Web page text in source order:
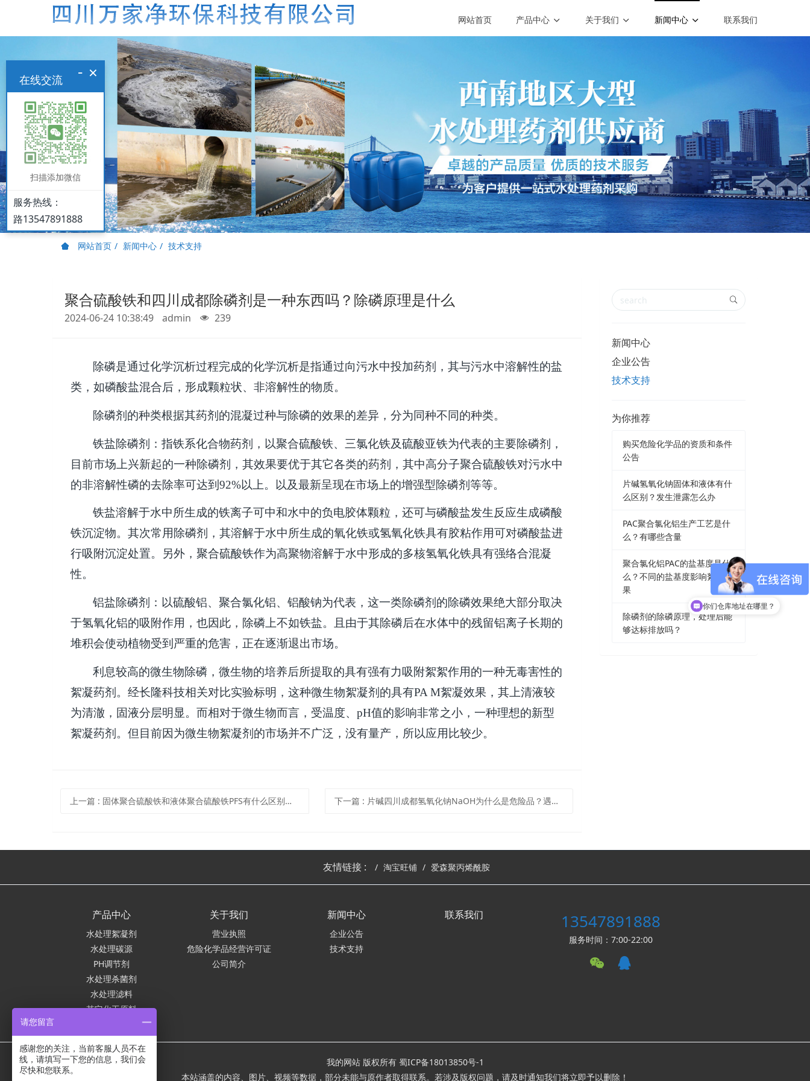
网站首页 产品中心 关于我们 新闻中心 联系我们
网站首页 新闻中心 技术支持
聚合硫酸铁和四川成都除磷剂是一种东西吗？除磷原理是什么
2024-06-24 10:38:49 admin 239
除磷是通过化学沉析过程完成的化学沉析是指通过向污水中投加药剂，其与污水中溶解性的盐
类，如磷酸盐混合后，形成颗粒状、非溶解性的物质。
除磷剂的种类根据其药剂的混凝过种与除磷的效果的差异，分为同种不同的种类。
铁盐除磷剂：指铁系化合物药剂，以聚合硫酸铁、三氯化铁及硫酸亚铁为代表的主要除磷剂，
目前市场上兴新起的一种除磷剂，其效果要优于其它各类的药剂，其中高分子聚合硫酸铁对污水中
的非溶解性磷的去除率可达到 92%以上。以及最新呈现在市场上的增强型除磷剂等等。
铁盐溶解于水中所生成的铁离子可中和水中的负电胶体颗粒，还可与磷酸盐发生反应生成磷酸
铁沉淀物。其次常用除磷剂，其溶解于水中所生成的氧化铁或氢氧化铁具有胶粘作用可对磷酸盐进
行吸附沉淀处置。另外，聚合硫酸铁作为高聚物溶解于水中形成的多核氢氧化铁具有强络合混凝
性。
铝盐除磷剂：以硫酸铝、聚合氯化铝、铝酸钠为代表，这一类除磷剂的除磷效果绝大部分取决
于氢氧化铝的吸附作用，也因此，除磷上不如铁盐。且由于其除磷后在水体中的残留铝离子长期的
堆积会使动植物受到严重的危害，正在逐渐退出市场。
利息较高的微生物除磷，微生物的培养后所提取的具有强有力吸附絮絮作用的一种无毒害性的
絮凝药剂。经长隆科技相关对比实验标明，这种微生物絮凝剂的具有PA M絮凝效果，其上清液较
为清澈，固液分层明显。而相对于微生物而言，受温度、 pH值的影响非常之小，一种理想的新型
絮凝药剂。但目前因为微生物絮凝剂的市场并不广泛，没有量产，所以应用比较少。
上一篇 : 固体聚合硫酸铁和液体聚合硫酸铁PFS有什么区别？使用效果一样吗 下一篇 : 片碱四川成都氢氧化钠NaOH为什么是危险品？遇到危险应该怎么处置
新闻中心
企业公告
技术支持
为你推荐
购买危险化学品的资质和条件
公告
片碱氢氧化钠固体和液体有什
么区别？发生泄露怎么办
PAC聚合氯化铝生产工艺是什
么？有哪些含量
聚合氯化铝PAC的盐基度是什
么？不同的盐基度影响絮凝效
果
除磷剂的除磷原理，处理后能
够达标排放吗？
友情链接 : 淘宝旺铺 爱森聚丙烯酰胺
产品中心
水处理絮凝剂
水处理碳源
PH调节剂
水处理杀菌剂
水处理滤料
其它化工原料
关于我们
营业执照
危险化学品经营许可证
公司简介
新闻中心
企业公告
技术支持
联系我们 13547891888
服务时间：7:00-22:00
我的网站 版权所有 蜀ICP备18013850号-1
本站涵盖的内容、图片、视频等数据，部分未能与原作者取得联系。若涉及版权问题，请及时通知我们将立即予以删除！
×
-
在线交流
扫描添加微信
服务热线：
路13547891888
你们仓库地址在哪里？
请您留言
感谢您的关注，当前客服人员不在
线，请填写一下您的信息，我们会
尽快和您联系。